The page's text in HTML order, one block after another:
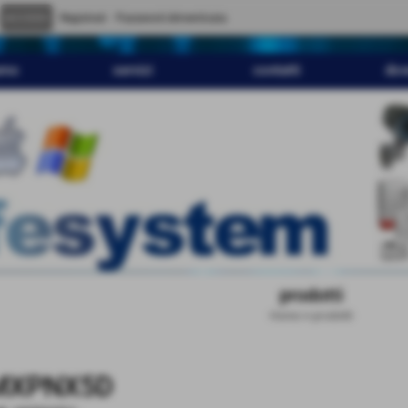
servizi contatti
prodotti